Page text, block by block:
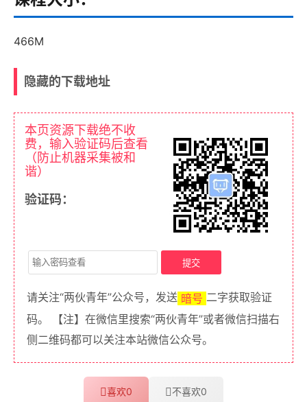
466M
隐藏的下载地址
本页资源下载绝不收
费，输入验证码后查看
（防止机器采集被和
谐）
验证码：
请关注“两伙青年”公众号，发送 暗号 二字获取验证
码。 【注】在微信里搜索“两伙青年”或者微信扫描右
侧二维码都可以关注本站微信公众号。
喜欢0 不喜欢0